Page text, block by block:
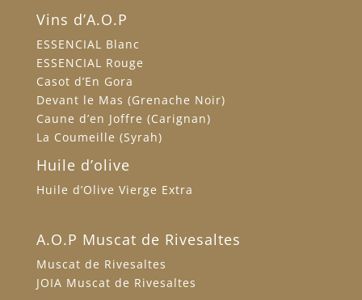
Vins d’A.O.P
ESSENCIAL Blanc
ESSENCIAL Rouge
Casot d’En Gora
Devant le Mas (Grenache Noir)
Caune d’en Joffre (Carignan)
La Coumeille (Syrah)
Huile d’olive
Huile d’Olive Vierge Extra
A.O.P Muscat de Rivesaltes
Muscat de Rivesaltes
JOIA Muscat de Rivesaltes